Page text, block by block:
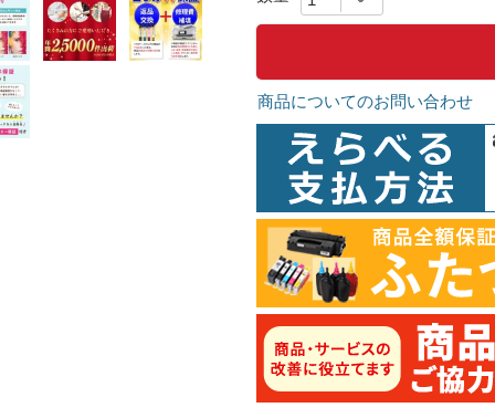
商品についてのお問い合わせ